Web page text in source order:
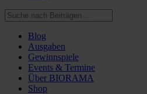
Blog
Ausgaben
Gewinnspiele
Events & Termine
Über BIORAMA
Shop